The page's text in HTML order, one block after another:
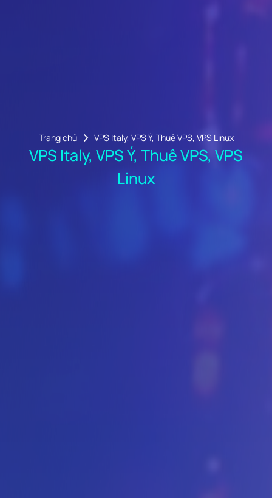
Trang chủ VPS Italy, VPS Ý, Thuê VPS, VPS Linux
VPS Italy, VPS Ý, Thuê VPS, VPS
Linux